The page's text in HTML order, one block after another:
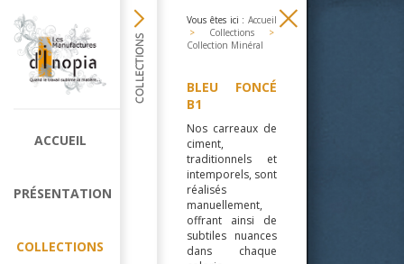
ACCUEIL
PRÉSENTATION
COLLECTIONS
Vous êtes ici : Accueil
>
Collections
>
Collection Minéral
BLEU FONCÉ
B1
Nos carreaux de
ciment,
traditionnels et
intemporels, sont
réalisés
manuellement,
offrant ainsi de
subtiles nuances
dans chaque